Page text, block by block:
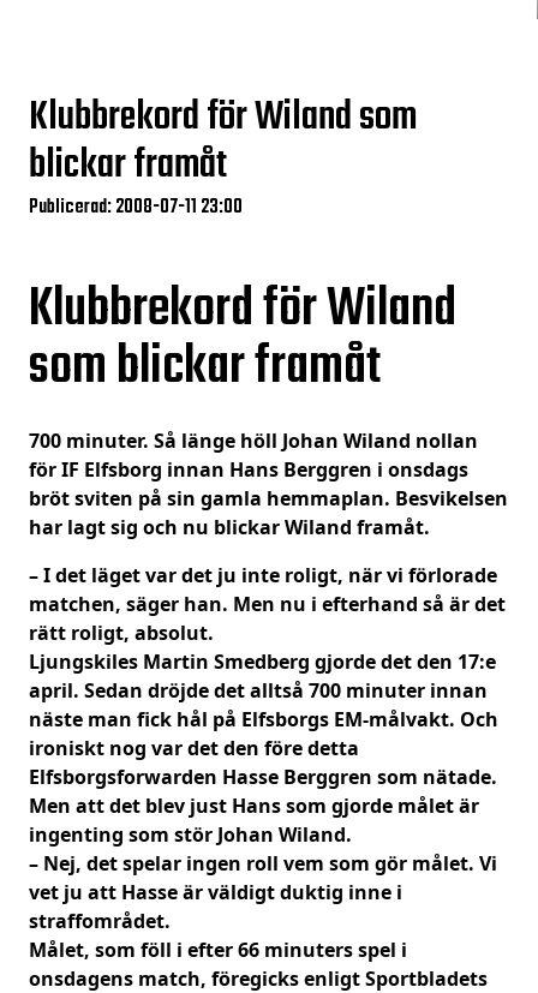
Klubbrekord för Wiland som
blickar framåt
Publicerad: 2008-07-11 23:00
Klubbrekord för Wiland
som blickar framåt
700 minuter. Så länge höll Johan Wiland nollan
för IF Elfsborg innan Hans Berggren i onsdags
bröt sviten på sin gamla hemmaplan. Besvikelsen
har lagt sig och nu blickar Wiland framåt.
– I det läget var det ju inte roligt, när vi förlorade
matchen, säger han. Men nu i efterhand så är det
rätt roligt, absolut.
Ljungskiles Martin Smedberg gjorde det den 17:e
april. Sedan dröjde det alltså 700 minuter innan
näste man fick hål på Elfsborgs EM-målvakt. Och
ironiskt nog var det den före detta
Elfsborgsforwarden Hasse Berggren som nätade.
Men att det blev just Hans som gjorde målet är
ingenting som stör Johan Wiland.
– Nej, det spelar ingen roll vem som gör målet. Vi
vet ju att Hasse är väldigt duktig inne i
straffområdet.
Målet, som föll i efter 66 minuters spel i
onsdagens match, föregicks enligt Sportbladets